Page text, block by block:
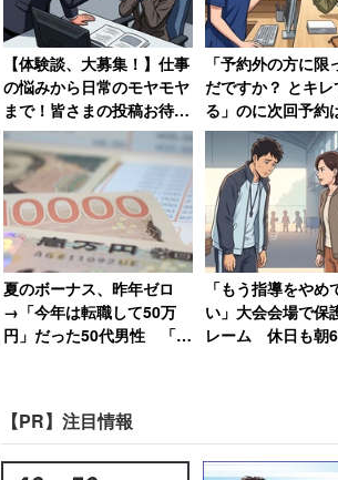
常に退職者が出るため、それが当たり
一切対策を講じない会社も実は多いの
離職率の高い会社の特徴が寄せられ、
職率の高い原因はわからないという。
一応は「トップの人間が変わりパワハ
次々と退職している。平社員には見え
ているという。
ただ、トピ主が今の勤務先しか職場を
ていない可能性もありそうだ。個人的
【体験談、大募集！】仕事
の悩みから日常のモヤモヤ
まで！皆さまの投稿お待ち
しております
「予約外の方に限
だですか？ とキレ
る」のに次回予約
に帰宅 “ルール
者“に医療事務の
め息
夏のボーナス、昨年ゼロ
→「今年は転職して50万
円」だった50代男性 「今
「もう指導をやめ
い」大会会場で保
レーム 休日も朝
【PR】注目情報